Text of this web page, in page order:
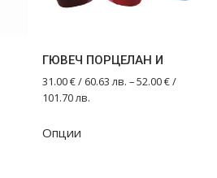
ГЮВЕЧ ПОРЦЕЛАН И
31.00€/ 60.63 лв. –52.00€/
101.70 лв.
Опцииproduct